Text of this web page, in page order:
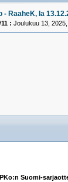
- RaaheK, la
: Joulukuu 13,
Suomi-